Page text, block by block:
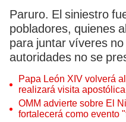
Paruro. El siniestro
pobladores, quienes
para juntar víveres
autoridades no se
Papa León XIV volverá
realizará visita
OMM advierte sobre El
fortalecerá como evento